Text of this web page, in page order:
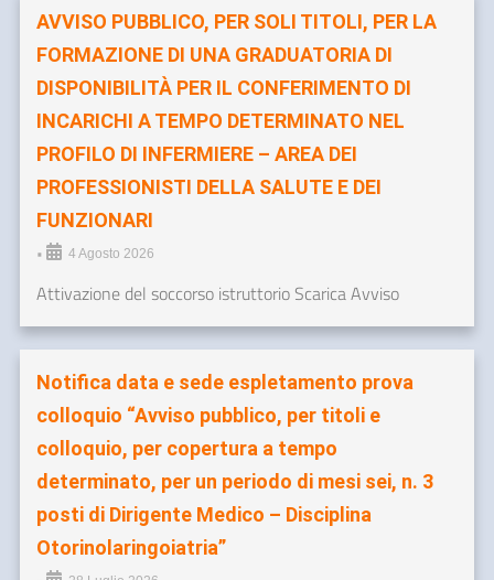
AVVISO PUBBLICO, PER SOLI TITOLI, PER LA
FORMAZIONE DI UNA GRADUATORIA DI
DISPONIBILITÀ PER IL CONFERIMENTO DI
INCARICHI A TEMPO DETERMINATO NEL
PROFILO DI INFERMIERE – AREA DEI
PROFESSIONISTI DELLA SALUTE E DEI
FUNZIONARI
• 4 Agosto 2026
Attivazione del soccorso istruttorio Scarica Avviso
Notifica data e sede espletamento prova
colloquio “Avviso pubblico, per titoli e
colloquio, per copertura a tempo
determinato, per un periodo di mesi sei, n. 3
posti di Dirigente Medico – Disciplina
Otorinolaringoiatria”